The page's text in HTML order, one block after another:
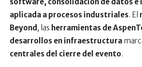
aplicada a procesos industriales. El
Beyond , las herramientas de
desarrollos en infraestructura
centrales del cierre del evento.